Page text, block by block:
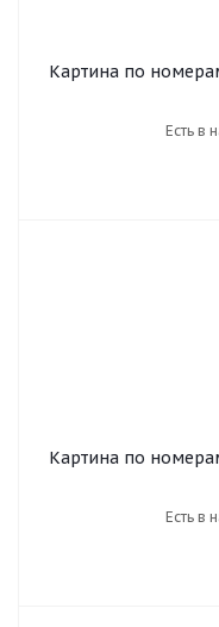
Картина по
Есть в
Картина по
Есть в